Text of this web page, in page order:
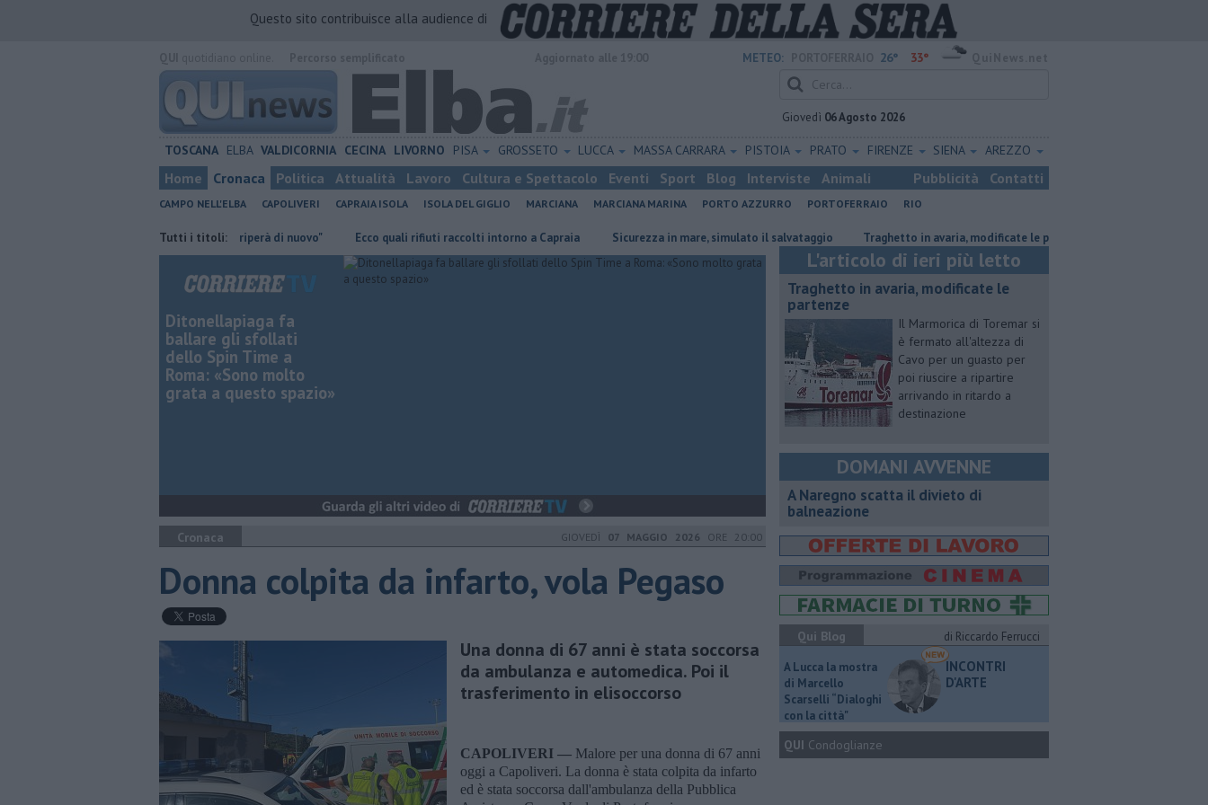
Questo sito contribuisce alla audience di
METEO: 26° 33°
Giovedì 06 Agosto 2026
TOSCANA ELBA VALDICORNIA CECINA LIVORNO PISA GROSSETO LUCCA MASSA CARRARA PISTOIA PRATO FIRENZE SIENA AREZZO
Home Cronaca Politica Attualità Lavoro Cultura e Spettacolo Eventi Sport Blog Interviste Animali Pubblicità Contatti
CAMPO NELL'ELBA CAPOLIVERI CAPRAIA ISOLA ISOLA DEL GIGLIO MARCIANA MARCIANA MARINA PORTO AZZURRO PORTOFERRAIO RIO
Tutti i titoli:
"Così il fosso strariperà di nuovo" Ecco quali rifiuti raccolti intorno a Capraia Sicurezza in mare, simulato il salvataggio Traghetto in avaria, modificate le partenze
Ditonellapiaga fa
ballare gli sfollati
dello Spin Time a
Roma: «Sono molto
grata a questo spazio»
Cronaca GIOVEDÌ 07 MAGGIO 2026 ORE 20:00
Donna colpita da infarto, vola Pegaso
Una donna di 67 anni è stata soccorsa
da ambulanza e automedica. Poi il
trasferimento in elisoccorso
CAPOLIVERI — Malore per una donna di 67 anni
oggi a Capoliveri. La donna è stata colpita da infarto
ed è stata soccorsa dall'ambulanza della Pubblica
L'articolo di ieri più letto
Traghetto in avaria, modificate le
partenze
Il Marmorica di Toremar si
è fermato all'altezza di
Cavo per un guasto per
poi riuscire a ripartire
arrivando in ritardo a
destinazione
DOMANI AVVENNE
A Naregno scatta il divieto di
balneazione
Qui Blog
di Riccardo Ferrucci
A Lucca la mostra
di Marcello
Scarselli “Dialoghi
con la città"
INCONTRI
D'ARTE
QUI Condoglianze